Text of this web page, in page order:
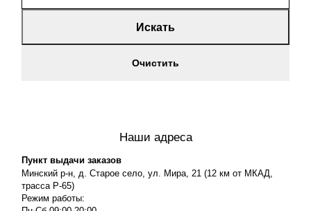
Искать
Очистить
Наши адреса
Пункт выдачи заказов
Минский р-н, д. Старое село, ул. Мира, 21 (12 км от МКАД,
трасса P-65)
Режим работы: